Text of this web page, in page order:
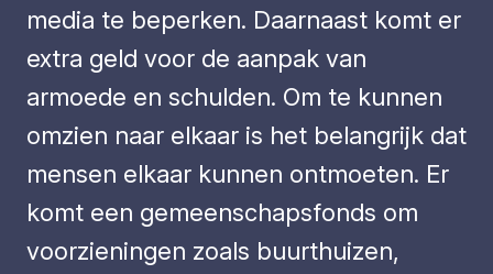
media te beperken. Daarnaast komt er
extra geld voor de aanpak van
armoede en schulden. Om te kunnen
omzien naar elkaar is het belangrijk dat
mensen elkaar kunnen ontmoeten. Er
komt een gemeenschapsfonds om
voorzieningen zoals buurthuizen,